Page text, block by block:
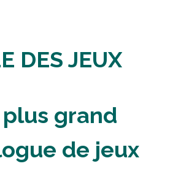
DES JEUX
plus grand
de jeux